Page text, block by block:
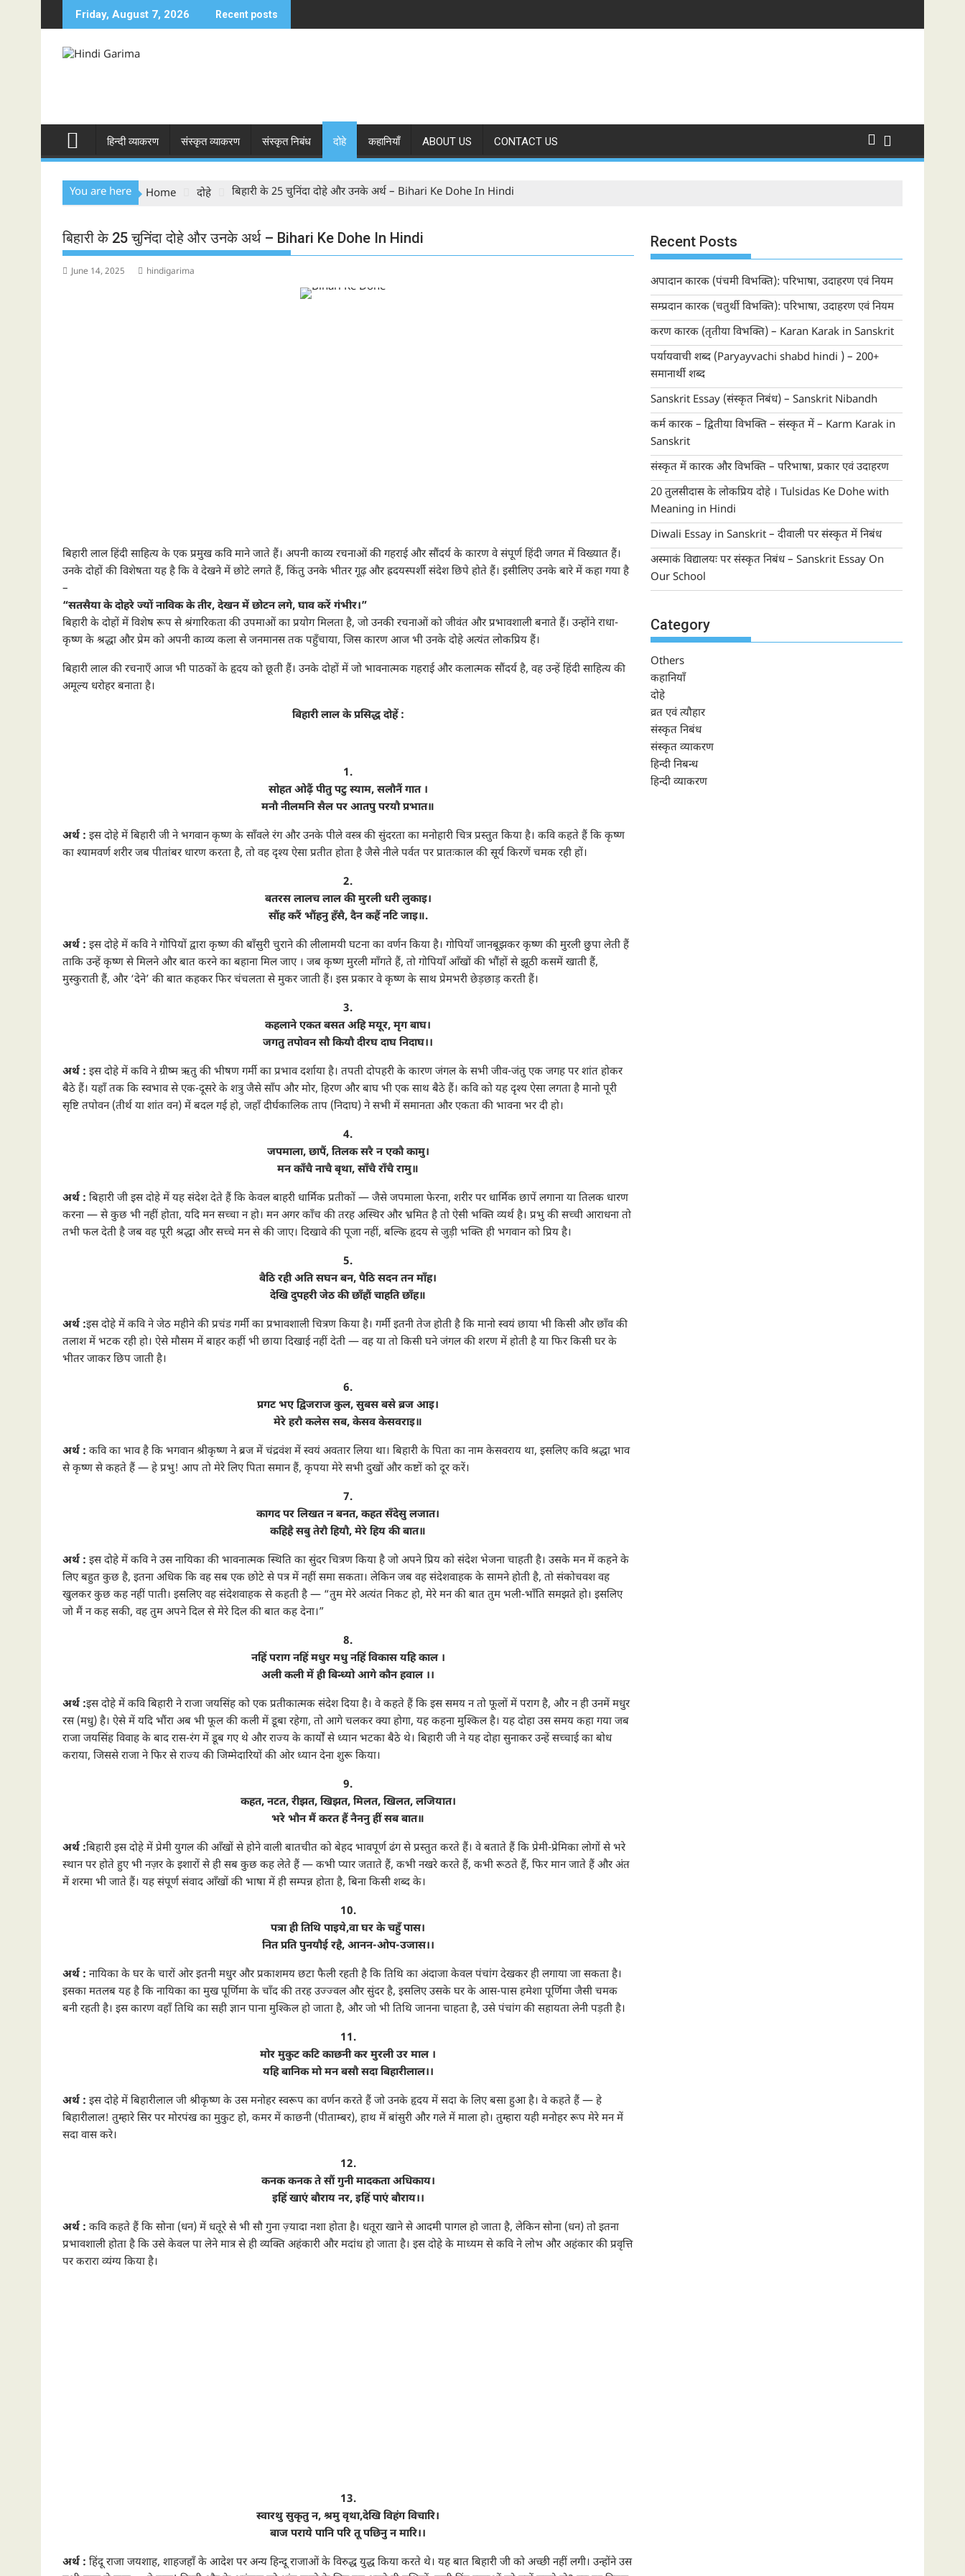
Friday, August 7, 2026 Recent posts
हिन्दी व्याकरण संस्कृत व्याकरण संस्कृत निबंध दोहे कहानियाँ ABOUT US CONTACT US
You are here Home दोहे बिहारी के 25 चुनिंदा दोहे और उनके अर्थ – Bihari Ke Dohe In Hindi
बिहारी के 25 चुनिंदा दोहे और उनके अर्थ – Bihari Ke Dohe In Hindi
June 14, 2025 hindigarima
बिहारी लाल हिंदी साहित्य के एक प्रमुख कवि माने जाते हैं। अपनी काव्य रचनाओं की गहराई और सौंदर्य के कारण वे संपूर्ण हिंदी जगत में विख्यात हैं।
उनके दोहों की विशेषता यह है कि वे देखने में छोटे लगते हैं, किंतु उनके भीतर गूढ़ और ह्रदयस्पर्शी संदेश छिपे होते हैं। इसीलिए उनके बारे में कहा गया है
–
“सतसैया के दोहरे ज्यों नाविक के तीर, देखन में छोटन लगे, घाव करें गंभीर।”
बिहारी के दोहों में विशेष रूप से श्रंगारिकता की उपमाओं का प्रयोग मिलता है, जो उनकी रचनाओं को जीवंत और प्रभावशाली बनाते हैं। उन्होंने राधा-
कृष्ण के श्रद्धा और प्रेम को अपनी काव्य कला से जनमानस तक पहुँचाया, जिस कारण आज भी उनके दोहे अत्यंत लोकप्रिय हैं।
बिहारी लाल की रचनाएँ आज भी पाठकों के हृदय को छूती हैं। उनके दोहों में जो भावनात्मक गहराई और कलात्मक सौंदर्य है, वह उन्हें हिंदी साहित्य की
अमूल्य धरोहर बनाता है।
बिहारी लाल के प्रसिद्ध दोहें :
1.
सोहत ओढ़ैं पीतु पटु स्याम, सलौनैं गात ।
मनौ नीलमनि सैल पर आतपु परयौ प्रभात॥
अर्थ : इस दोहे में बिहारी जी ने भगवान कृष्ण के साँवले रंग और उनके पीले वस्त्र की सुंदरता का मनोहारी चित्र प्रस्तुत किया है। कवि कहते हैं कि कृष्ण
का श्यामवर्ण शरीर जब पीतांबर धारण करता है, तो वह दृश्य ऐसा प्रतीत होता है जैसे नीले पर्वत पर प्रातःकाल की सूर्य किरणें चमक रही हों।
2.
बतरस लालच लाल की मुरली धरी लुकाइ।
सौंह करैं भौंहनु हँसै, दैन कहैं नटि जाइ॥.
अर्थ : इस दोहे में कवि ने गोपियों द्वारा कृष्ण की बाँसुरी चुराने की लीलामयी घटना का वर्णन किया है। गोपियाँ जानबूझकर कृष्ण की मुरली छुपा लेती हैं
ताकि उन्हें कृष्ण से मिलने और बात करने का बहाना मिल जाए । जब कृष्ण मुरली माँगते हैं, तो गोपियाँ आँखों की भौंहों से झूठी कसमें खाती हैं,
मुस्कुराती हैं, और ‘देने’ की बात कहकर फिर चंचलता से मुकर जाती हैं। इस प्रकार वे कृष्ण के साथ प्रेमभरी छेड़छाड़ करती हैं।
3.
कहलाने एकत बसत अहि मयूर, मृग बाघ।
जगतु तपोवन सौ कियौ दीरघ दाघ निदाघ।।
अर्थ : इस दोहे में कवि ने ग्रीष्म ऋतु की भीषण गर्मी का प्रभाव दर्शाया है। तपती दोपहरी के कारण जंगल के सभी जीव-जंतु एक जगह पर शांत होकर
बैठे हैं। यहाँ तक कि स्वभाव से एक-दूसरे के शत्रु जैसे साँप और मोर, हिरण और बाघ भी एक साथ बैठे हैं। कवि को यह दृश्य ऐसा लगता है मानो पूरी
सृष्टि तपोवन (तीर्थ या शांत वन) में बदल गई हो, जहाँ दीर्घकालिक ताप (निदाघ) ने सभी में समानता और एकता की भावना भर दी हो।
4.
जपमाला, छापैं, तिलक सरै न एकौ कामु।
मन काँचै नाचै बृथा, साँचै राँचै रामु॥
अर्थ : बिहारी जी इस दोहे में यह संदेश देते हैं कि केवल बाहरी धार्मिक प्रतीकों — जैसे जपमाला फेरना, शरीर पर धार्मिक छापें लगाना या तिलक धारण
करना — से कुछ भी नहीं होता, यदि मन सच्चा न हो। मन अगर काँच की तरह अस्थिर और भ्रमित है तो ऐसी भक्ति व्यर्थ है। प्रभु की सच्ची आराधना तो
तभी फल देती है जब वह पूरी श्रद्धा और सच्चे मन से की जाए। दिखावे की पूजा नहीं, बल्कि हृदय से जुड़ी भक्ति ही भगवान को प्रिय है।
5.
बैठि रही अति सघन बन, पैठि सदन तन माँह।
देखि दुपहरी जेठ की छाँहौं चाहति छाँह॥
अर्थ :इस दोहे में कवि ने जेठ महीने की प्रचंड गर्मी का प्रभावशाली चित्रण किया है। गर्मी इतनी तेज होती है कि मानो स्वयं छाया भी किसी और छाँव की
तलाश में भटक रही हो। ऐसे मौसम में बाहर कहीं भी छाया दिखाई नहीं देती — वह या तो किसी घने जंगल की शरण में होती है या फिर किसी घर के
भीतर जाकर छिप जाती है।
6.
प्रगट भए द्विजराज कुल, सुबस बसे ब्रज आइ।
मेरे हरौ कलेस सब, केसव केसवराइ॥
अर्थ : कवि का भाव है कि भगवान श्रीकृष्ण ने ब्रज में चंद्रवंश में स्वयं अवतार लिया था। बिहारी के पिता का नाम केसवराय था, इसलिए कवि श्रद्धा भाव
से कृष्ण से कहते हैं — हे प्रभु! आप तो मेरे लिए पिता समान हैं, कृपया मेरे सभी दुखों और कष्टों को दूर करें।
7.
कागद पर लिखत न बनत, कहत सँदेसु लजात।
कहिहै सबु तेरौ हियौ, मेरे हिय की बात॥
अर्थ : इस दोहे में कवि ने उस नायिका की भावनात्मक स्थिति का सुंदर चित्रण किया है जो अपने प्रिय को संदेश भेजना चाहती है। उसके मन में कहने के
लिए बहुत कुछ है, इतना अधिक कि वह सब एक छोटे से पत्र में नहीं समा सकता। लेकिन जब वह संदेशवाहक के सामने होती है, तो संकोचवश वह
खुलकर कुछ कह नहीं पाती। इसलिए वह संदेशवाहक से कहती है — “तुम मेरे अत्यंत निकट हो, मेरे मन की बात तुम भली-भाँति समझते हो। इसलिए
जो मैं न कह सकी, वह तुम अपने दिल से मेरे दिल की बात कह देना।”
8.
नहिं पराग नहिं मधुर मधु नहिं विकास यहि काल ।
अली कली में ही बिन्ध्यो आगे कौन हवाल ।।
अर्थ :इस दोहे में कवि बिहारी ने राजा जयसिंह को एक प्रतीकात्मक संदेश दिया है। वे कहते हैं कि इस समय न तो फूलों में पराग है, और न ही उनमें मधुर
रस (मधु) है। ऐसे में यदि भौंरा अब भी फूल की कली में डूबा रहेगा, तो आगे चलकर क्या होगा, यह कहना मुश्किल है। यह दोहा उस समय कहा गया जब
राजा जयसिंह विवाह के बाद रास-रंग में डूब गए थे और राज्य के कार्यों से ध्यान भटका बैठे थे। बिहारी जी ने यह दोहा सुनाकर उन्हें सच्चाई का बोध
कराया, जिससे राजा ने फिर से राज्य की जिम्मेदारियों की ओर ध्यान देना शुरू किया।
9.
कहत, नटत, रीझत, खिझत, मिलत, खिलत, लजियात।
भरे भौन मैं करत हैं नैननु हीं सब बात॥
अर्थ :बिहारी इस दोहे में प्रेमी युगल की आँखों से होने वाली बातचीत को बेहद भावपूर्ण ढंग से प्रस्तुत करते हैं। वे बताते हैं कि प्रेमी-प्रेमिका लोगों से भरे
स्थान पर होते हुए भी नज़र के इशारों से ही सब कुछ कह लेते हैं — कभी प्यार जताते हैं, कभी नखरे करते हैं, कभी रूठते हैं, फिर मान जाते हैं और अंत
में शरमा भी जाते हैं। यह संपूर्ण संवाद आँखों की भाषा में ही सम्पन्न होता है, बिना किसी शब्द के।
10.
पत्रा ही तिथि पाइये,वा घर के चहुँ पास।
नित प्रति पुनयौई रहै, आनन-ओप-उजास।।
अर्थ : नायिका के घर के चारों ओर इतनी मधुर और प्रकाशमय छटा फैली रहती है कि तिथि का अंदाजा केवल पंचांग देखकर ही लगाया जा सकता है।
इसका मतलब यह है कि नायिका का मुख पूर्णिमा के चाँद की तरह उज्ज्वल और सुंदर है, इसलिए उसके घर के आस-पास हमेशा पूर्णिमा जैसी चमक
बनी रहती है। इस कारण वहाँ तिथि का सही ज्ञान पाना मुश्किल हो जाता है, और जो भी तिथि जानना चाहता है, उसे पंचांग की सहायता लेनी पड़ती है।
11.
मोर मुकुट कटि काछनी कर मुरली उर माल ।
यहि बानिक मो मन बसौ सदा बिहारीलाल।।
अर्थ : इस दोहे में बिहारीलाल जी श्रीकृष्ण के उस मनोहर स्वरूप का वर्णन करते हैं जो उनके हृदय में सदा के लिए बसा हुआ है। वे कहते हैं — हे
बिहारीलाल! तुम्हारे सिर पर मोरपंख का मुकुट हो, कमर में काछनी (पीताम्बर), हाथ में बांसुरी और गले में माला हो। तुम्हारा यही मनोहर रूप मेरे मन में
सदा वास करे।
12.
कनक कनक ते सौं गुनी मादकता अधिकाय।
इहिं खाएं बौराय नर, इहिं पाएं बौराय।।
अर्थ : कवि कहते हैं कि सोना (धन) में धतूरे से भी सौ गुना ज़्यादा नशा होता है। धतूरा खाने से आदमी पागल हो जाता है, लेकिन सोना (धन) तो इतना
प्रभावशाली होता है कि उसे केवल पा लेने मात्र से ही व्यक्ति अहंकारी और मदांध हो जाता है। इस दोहे के माध्यम से कवि ने लोभ और अहंकार की प्रवृत्ति
पर करारा व्यंग्य किया है।
13.
स्वारथु सुकृतु न, श्रमु वृथा,देखि विहंग विचारि।
बाज पराये पानि परि तू पछिनु न मारि।।
अर्थ : हिंदू राजा जयशाह, शाहजहाँ के आदेश पर अन्य हिन्दू राजाओं के विरुद्ध युद्ध किया करते थे। यह बात बिहारी जी को अच्छी नहीं लगी। उन्होंने उस
Recent Posts
अपादान कारक (पंचमी विभक्ति): परिभाषा, उदाहरण एवं नियम
सम्प्रदान कारक (चतुर्थी विभक्ति): परिभाषा, उदाहरण एवं नियम
करण कारक (तृतीया विभक्ति) – Karan Karak in Sanskrit
पर्यायवाची शब्द (Paryayvachi shabd hindi ) – 200+
समानार्थी शब्द
Sanskrit Essay (संस्कृत निबंध) – Sanskrit Nibandh
कर्म कारक – द्वितीया विभक्ति – संस्कृत में – Karm Karak in
Sanskrit
संस्कृत में कारक और विभक्ति – परिभाषा, प्रकार एवं उदाहरण
20 तुलसीदास के लोकप्रिय दोहे । Tulsidas Ke Dohe with
Meaning in Hindi
Diwali Essay in Sanskrit – दीवाली पर संस्कृत में निबंध
अस्माकं विद्यालयः पर संस्कृत निबंध – Sanskrit Essay On
Our School
Category
Others
कहानियाँ
दोहे
व्रत एवं त्यौहार
संस्कृत निबंध
संस्कृत व्याकरण
हिन्दी निबन्ध
हिन्दी व्याकरण